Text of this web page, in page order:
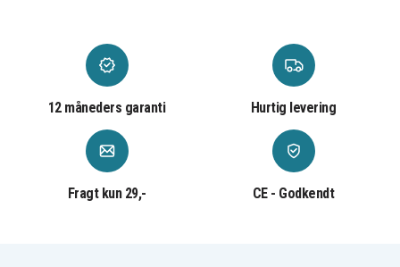
12 måneders garanti Hurtig levering
Fragt kun 29,- CE - Godkendt